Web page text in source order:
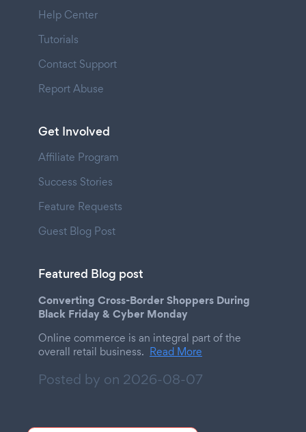
Help Center
Tutorials
Contact Support
Report Abuse
Get Involved
Affiliate Program
Success Stories
Feature Requests
Guest Blog Post
Featured Blog post
Converting Cross-Border Shoppers During
Black Friday & Cyber Monday
Online commerce is an integral part of the
overall retail business. Read More
Posted by on 2026-08-07